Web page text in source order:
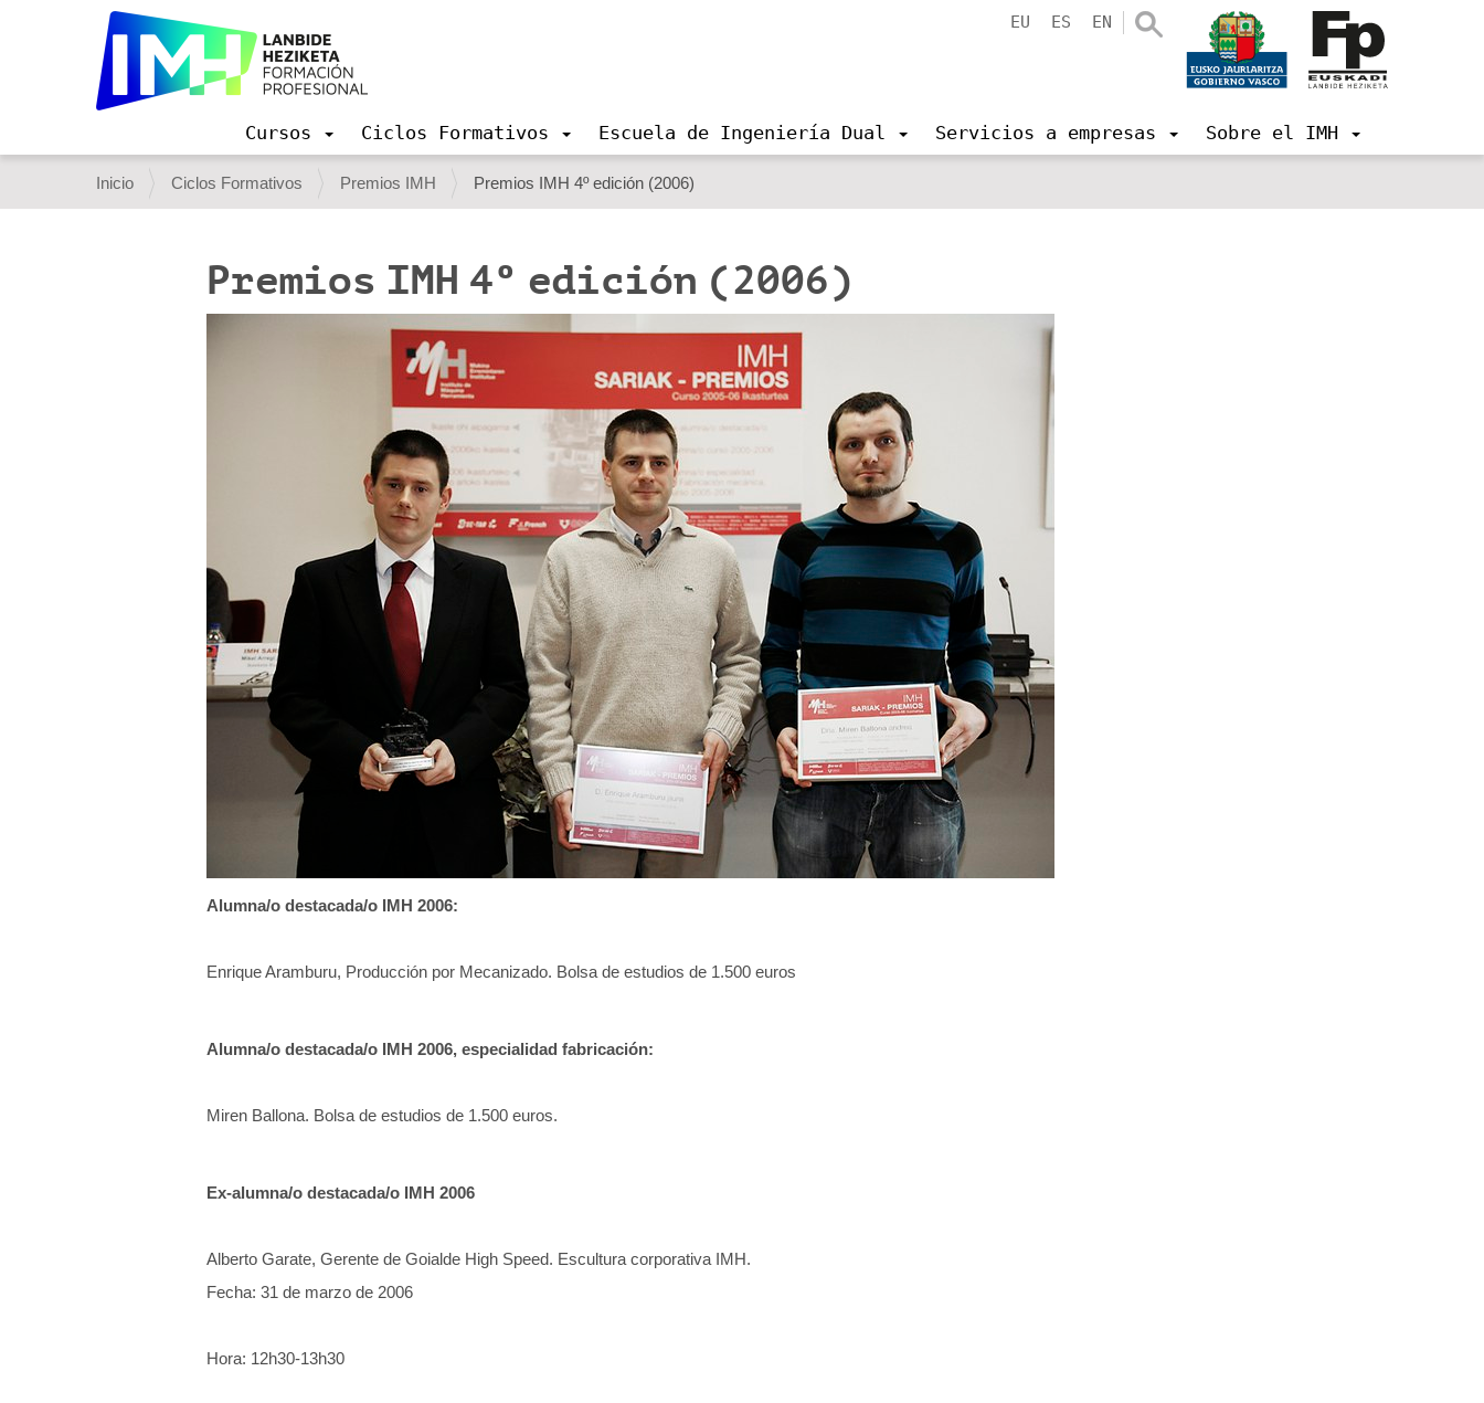
EU ES EN
v
Cursos Ciclos Formativos Escuela de Ingeniería Dual Servicios a empresas Sobre el IMH
U
s
Inicio Ciclos Formativos Premios IMH Premios IMH 4º edición (2006)
Premios IMH 4º edición (2006)
Alumna/o destacada/o IMH 2006:
Enrique Aramburu, Producción por Mecanizado. Bolsa de estudios de 1.500 euros
Alumna/o destacada/o IMH 2006, especialidad fabricación:
Miren Ballona. Bolsa de estudios de 1.500 euros.
Ex-alumna/o destacada/o IMH 2006
Alberto Garate, Gerente de Goialde High Speed. Escultura corporativa IMH.
Fecha: 31 de marzo de 2006
Hora: 12h30-13h30